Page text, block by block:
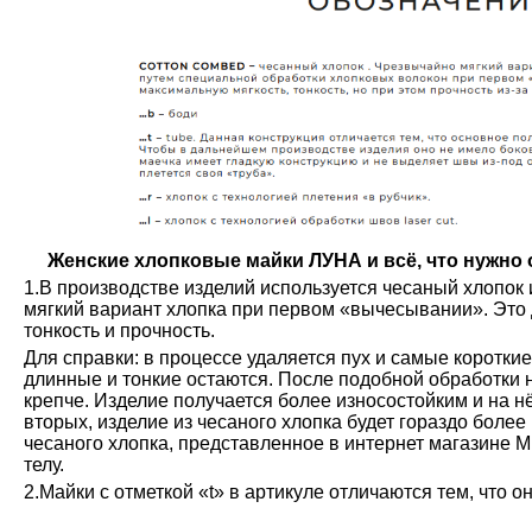
Женские хлопковые майки ЛУНА и всё, что нужно
1.В производстве изделий используется чесаный
мягкий вариант хлопка при первом «вычесывании». Это
тонкость и прочность.
Для справки: в процессе удаляется пух и самые
длинные и тонкие остаются. После подобной обработки
крепче. Изделие получается более износостойким и на
вторых, изделие из чесаного хлопка будет гораздо
чесаного хлопка, представленное в интернет магазине
телу.
2.Майки с отметкой «t» в артикуле отличаются тем, что